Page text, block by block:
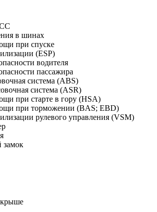
в шинах
при спуске
(ESP)
водителя
пассажира
система (ABS)
система (ASR)
при старте в гору (HSA)
при торможении (BAS; EBD)
рулевого управления (VSM)
замок